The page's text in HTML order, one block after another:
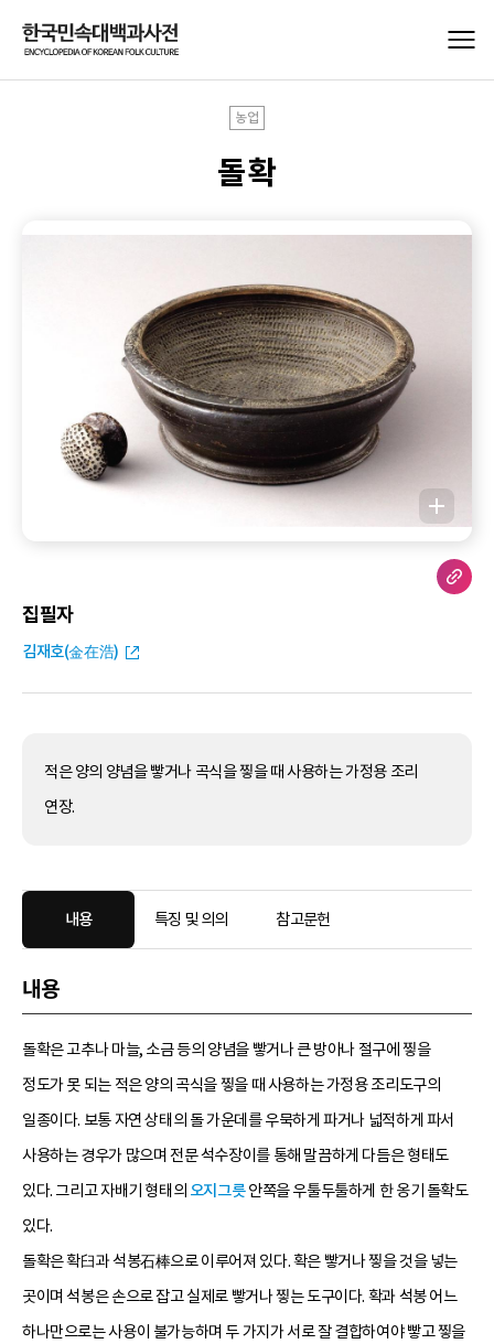
농업
돌확
집필자
김재호(金在浩)
적은 양의 양념을 빻거나 곡식을 찧을 때 사용하는 가정용 조리
연장.
내용 특징 및 의의 참고문헌
내용
돌확은 고추나 마늘, 소금 등의 양념을 빻거나 큰 방아나 절구에 찧을
정도가 못 되는 적은 양의 곡식을 찧을 때 사용하는 가정용 조리도구의
일종이다. 보통 자연 상태의 돌 가운데를 우묵하게 파거나 넓적하게 파서
사용하는 경우가 많으며 전문 석수장이를 통해 말끔하게 다듬은 형태도
있다. 그리고 자배기 형태의 오지그릇안쪽을 우툴두툴하게 한 옹기 돌확도
있다.
돌확은 확臼과 석봉石棒으로 이루어져 있다. 확은 빻거나 찧을 것을 넣는
곳이며 석봉은 손으로 잡고 실제로 빻거나 찧는 도구이다. 확과 석봉 어느
하나만으로는 사용이 불가능하며 두 가지가 서로 잘 결합하여야 빻고 찧을